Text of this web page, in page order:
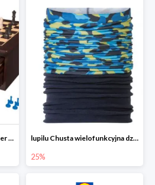
Playtive Drewniany zestaw gier 10 w 1 lupilu Chusta wielofunkcyjna dziecięca
25%